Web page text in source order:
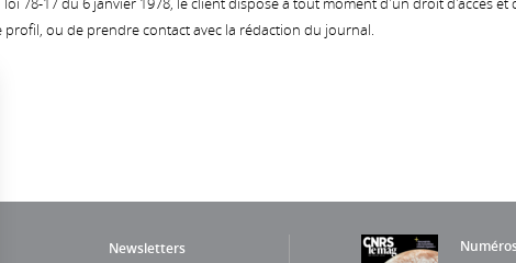
ou de prendre contact avec la rédaction du journal.
Newsletters